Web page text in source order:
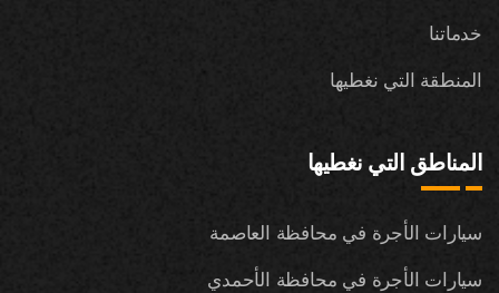
خدماتنا
المنطقة التي نغطيها
المناطق التي نغطيها
سيارات الأجرة في محافظة العاصمة
سيارات الأجرة في محافظة الأحمدي